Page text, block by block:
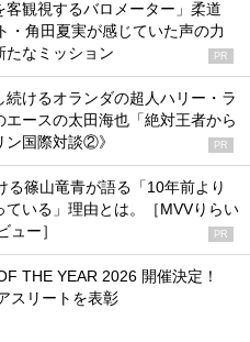
客観視するバロメーター」柔道
・角田夏実が感じていた声の力
たなミッション
PR
続けるオランダの超人ハリー・ラ
エースの太田海也「絶対王者から
ン国際対談②》
PR
る篠山竜青が語る「10年前より
ている」理由とは。［MVVりらい
ュー］
PR
THE YEAR 2026 開催決定！
スリートを表彰